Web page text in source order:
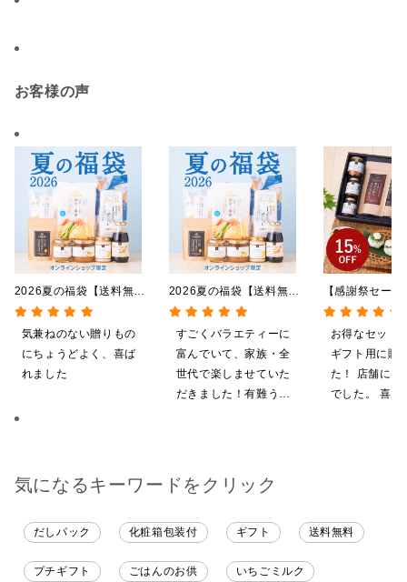
お客様の声
【感謝祭セー
贅沢ごはんギフ
料/沖縄県送料
粧箱包装付/オ
定】
お得なセット
ギフト用に購
た！ 店舗には
でした。 喜ん
2026夏の福袋【送料無
料】【オンライン限定】
【ポイントキャンペーン実
施中】【のし・ラッピン
グ・化粧箱詰め不可】
気兼ねのない贈りもの
にちょうどよく、喜ば
れました
2026夏の福袋【送料無
料】【オンライン限定】
【ポイントキャンペーン実
施中】【のし・ラッピン
グ・化粧箱詰め不可】
すごくバラエティーに
富んでいて、家族・全
世代で楽しませていた
だきました！有難うご
気になるキーワードをクリック
だしパック 化粧箱包装付 ギフト 送料無料
プチギフト ごはんのお供 いちごミルク